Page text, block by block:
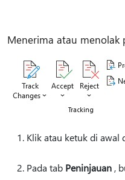
Menerima atau menolak
Klik atau ketuk di awal
Pada tab Peninjauan ,